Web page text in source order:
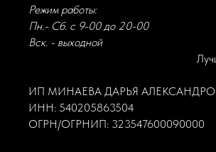
Режим работы:
Пн.- Сб. с 9-00 до 20-00
Вск. - выходной
ИП МИНАЕВА ДАРЬЯ
ИНН: 540205863504
ОГРН/ОГРНИП: 323547600090000